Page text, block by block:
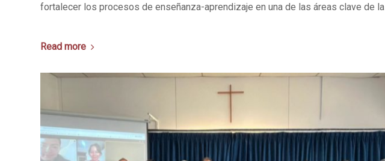
fortalecer los procesos de enseñanza-aprendizaje en una de las áreas clave de la
Read more